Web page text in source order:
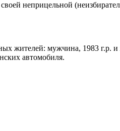
своей неприцельной
жителей: мужчина, 1983 г.р.
автомобиля.